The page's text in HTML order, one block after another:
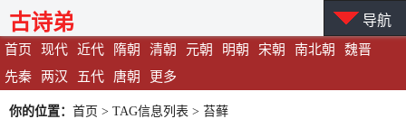
首页 现代 近代 隋朝 清朝 元朝 明朝 宋朝 南北朝
魏晋
先秦
两汉 五代 唐朝 更多
古诗弟 导航
你的位置： 首页 > TAG信息列表 > 苔藓